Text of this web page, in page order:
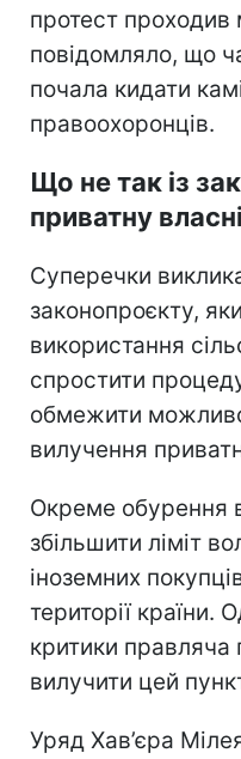
протест
повідомляло, що
почала кидати
правоохоронців.
Що не так із
приватну
Суперечки
законопроєкту,
використання
спростити
обмежити
вилучення
Окреме обурення
збільшити ліміт
іноземних
території країни.
критики правляча
вилучити цей
Уряд Хав’єра